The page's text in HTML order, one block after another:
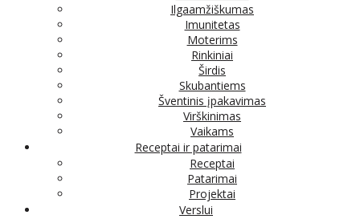
Ilgaamžiškumas
Imunitetas
Moterims
Rinkiniai
Širdis
Skubantiems
Šventinis įpakavimas
Virškinimas
Vaikams
Receptai ir patarimai
Receptai
Patarimai
Projektai
Verslui